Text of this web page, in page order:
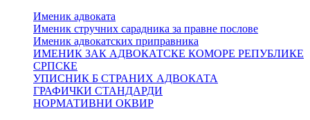
Именик адвоката
Именик стручних сарадника за правне послове
Именик адвокатских приправника
ИМЕНИК ЗАК АДВОКАТСКЕ КОМОРЕ РЕПУБЛИКЕ
СРПСКЕ
УПИСНИК Б СТРАНИХ АДВОКАТА
ГРАФИЧКИ СТАНДАРДИ
НОРМАТИВНИ ОКВИР